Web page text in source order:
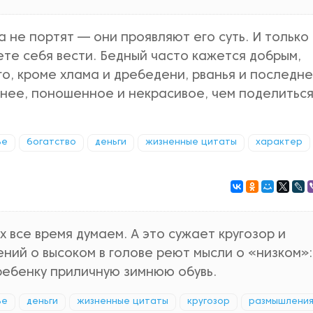
не портят — они проявляют его суть. И только
себя вести. Бедный часто кажется добрым,
кроме хлама и дребедени, рванья и
поношенное и некрасивое, чем
богатство деньги жизненные цитаты характер
все время думаем. А это сужает кругозор и
о высоком в голове реют мысли о «низком»:
приличную зимнюю обувь.
деньги жизненные цитаты кругозор размышления